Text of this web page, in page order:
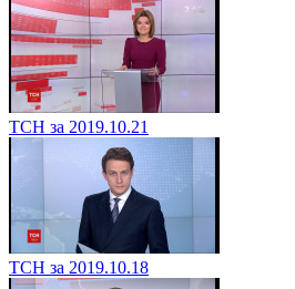
ТСН за 2019.10.21
ТСН за 2019.10.18